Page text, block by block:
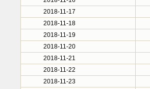
2018-11-17
2018-11-18
2018-11-19
2018-11-20
2018-11-21
2018-11-22
2018-11-23